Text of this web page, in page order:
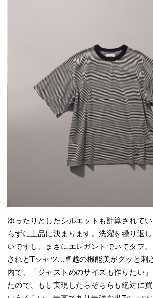
ゆったりとしたシルエットも計算されて
らずに上品に決まります。洗濯を繰り返
いですし、まさにエレガントでいてタフ。
されどTシャツ...卓越の機能美がグッと刺
内で、「ジャストめのサイズも作りたい
たので、もし実現したらそちらも絶対に